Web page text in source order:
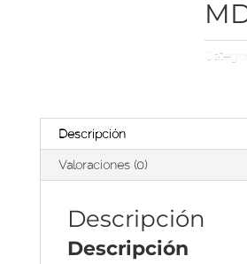
Descripción
Valoraciones (0)
Descripción
Descripción